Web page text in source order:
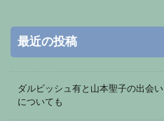
最近の投稿
ダルビッシュ有と山本聖子の出会
についても